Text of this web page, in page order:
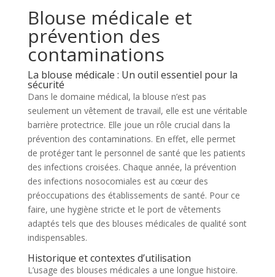
Blouse médicale et
prévention des
contaminations
La blouse médicale : Un outil essentiel pour la
sécurité
Dans le domaine médical, la blouse n’est pas
seulement un vêtement de travail, elle est une véritable
barrière protectrice. Elle joue un rôle crucial dans la
prévention des contaminations. En effet, elle permet
de protéger tant le personnel de santé que les patients
des infections croisées. Chaque année, la prévention
des infections nosocomiales est au cœur des
préoccupations des établissements de santé. Pour ce
faire, une hygiène stricte et le port de vêtements
adaptés tels que des blouses médicales de qualité sont
indispensables.
Historique et contextes d’utilisation
L’usage des blouses médicales a une longue histoire.